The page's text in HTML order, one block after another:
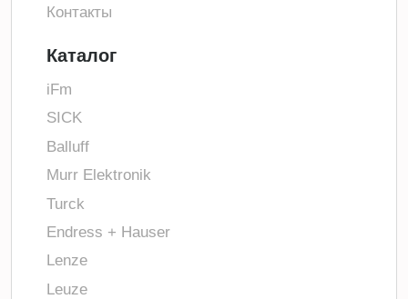
Контакты
Каталог
iFm
SICK
Balluff
Murr Elektronik
Turck
Endress + Hauser
Lenze
Leuze